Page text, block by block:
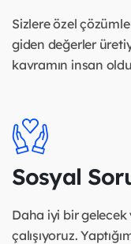
Sizlere özel
giden değerler
kavramın insan
Sosyal
Daha iyi bir
çalışıyoruz.